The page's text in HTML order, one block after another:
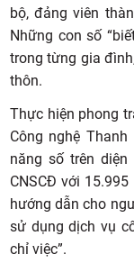
bộ, đảng viên
Những con số
trong từng gia
thôn.
Thực hiện phong
Công nghệ
năng số trên
CNSCĐ với
hướng dẫn cho
sử dụng dịch vụ
chỉ việc”.